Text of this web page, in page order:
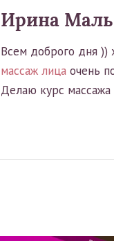
Ирина
Всем доброго дня ))
массаж лица очень
Делаю курс